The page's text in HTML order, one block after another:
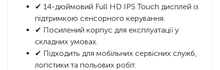
✔ 14-дюймовий Full HD IPS Touch дисплей із
підтримкою сенсорного керування.
✔ Посилений корпус для експлуатації у
складних умовах.
✔ Підходить для мобільних сервісних служб,
логістики та польових робіт.